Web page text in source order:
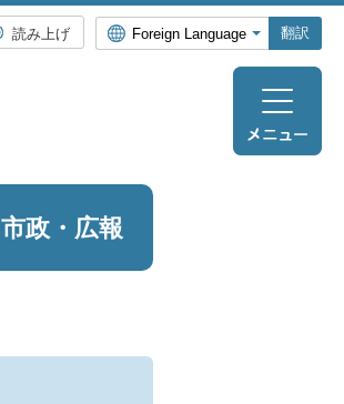
読み上げ 翻訳
市政・広報